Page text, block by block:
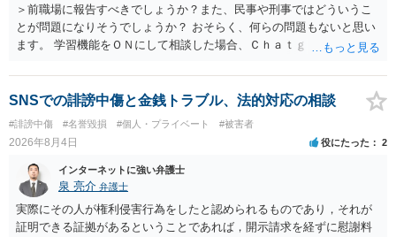
＞前職場に報告すべきでしょうか？また、民事や刑事ではどういうこ
とが問題になりそうでしょうか？ おそらく、何らの問題もないと思い
ます。 学習機能をＯＮにして相談した場合、Ｃｈａｔｇｐｔがｏｐｅ
する可能性がありますが、個人名や会社名を特定していない限り、一
般論として抽象化されて回答に織り込まれる可能性が生じるにすぎま
せんので、その情報自体が、秘密情報に当たるとは思えませんし、名
誉棄損として、個人や会社に対する誹謗中傷の不特定多数への公開に
当たるとも思われません。 もちろん、誰がその内容をｃｈａｔｇｐｔ
に入力したかも第三者にしられることはないので、個人や会社の特定
をせずに書き込んだことで（おそらく特定して書き込んだとして
も）、相談者さんが刑事民事の責任に問われることはないでしょう。
私見ながらご参考まで。
SNSでの誹謗中傷と金銭トラブル、法的対応の相談
#誹謗中傷 #名誉毀損 #個人・プライベート #被害者
2026年8月4日 役にたった 2
インターネットに強い弁護士
泉 亮介 弁護士
実際にその人が権利侵害行為をしたと認められるものであり，それが
証明できる証拠があるということであれば，開示請求を経ずに慰謝料